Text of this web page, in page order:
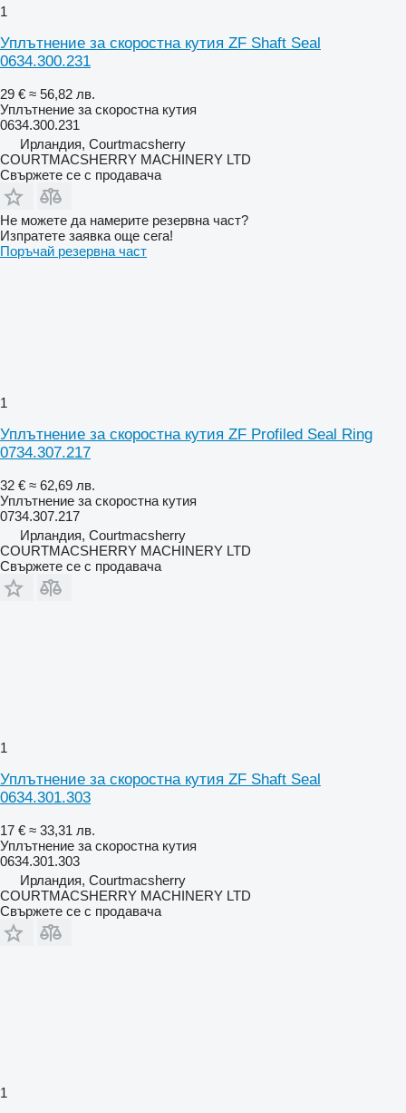
1
Уплътнение за скоростна кутия ZF Shaft Seal
0634.300.231
29 € ≈ 56,82 лв.
Уплътнение за скоростна кутия
0634.300.231
Ирландия, Courtmacsherry
COURTMACSHERRY MACHINERY LTD
Свържете се с продавача
Не можете да намерите резервна част?
Изпратете заявка още сега!
Поръчай резервна част
1
Уплътнение за скоростна кутия ZF Profiled Seal Ring
0734.307.217
32 € ≈ 62,69 лв.
Уплътнение за скоростна кутия
0734.307.217
Ирландия, Courtmacsherry
COURTMACSHERRY MACHINERY LTD
Свържете се с продавача
1
Уплътнение за скоростна кутия ZF Shaft Seal
0634.301.303
17 € ≈ 33,31 лв.
Уплътнение за скоростна кутия
0634.301.303
Ирландия, Courtmacsherry
COURTMACSHERRY MACHINERY LTD
Свържете се с продавача
1